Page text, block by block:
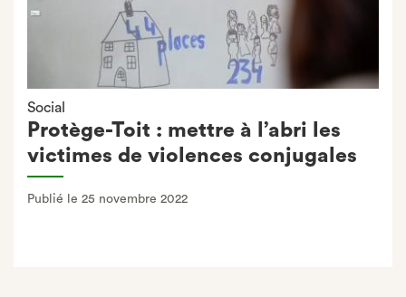
Social
Protège-Toit : mettre à l’abri les
victimes de violences conjugales
Publié le 25 novembre 2022